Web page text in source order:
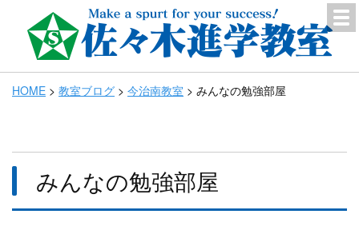
HOME > 教室ブログ > 今治南教室 > みんなの勉強部屋
みんなの勉強部屋